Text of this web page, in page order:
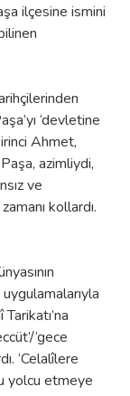
ilçesine ismini
‘devletine
Ahmet,
azimliydi,
ve
kollardı.
‘gece
‘Celalîlere
yolcu etmeye